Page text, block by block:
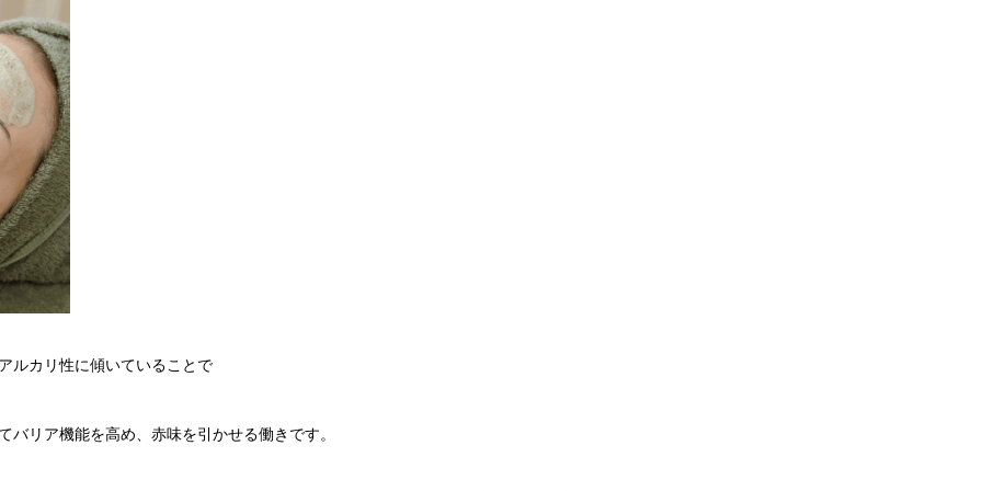
ルカリ性に傾いていることで
バリア機能を高め、赤味を引かせる働きです。